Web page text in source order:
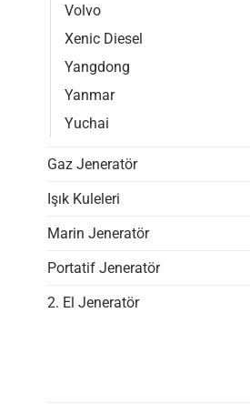
Volvo
Xenic Diesel
Yangdong
Yanmar
Yuchai
Gaz Jeneratör
Işık Kuleleri
Marin Jeneratör
Portatif Jeneratör
2. El Jeneratör